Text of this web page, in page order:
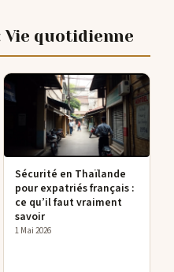
Vie quotidienne
Sécurité en Thaïlande
pour expatriés français :
ce qu’il faut vraiment
savoir
1 Mai 2026